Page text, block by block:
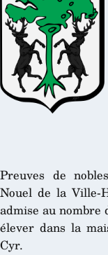
Preuves de
Nouel de la Ville-
admise au nombre
élever dans la
Cyr.